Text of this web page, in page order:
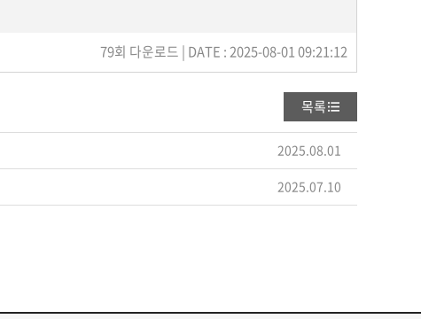
79회 다운로드 | DATE : 2025-08-01 09:21:12
목록
2025.08.01
2025.07.10